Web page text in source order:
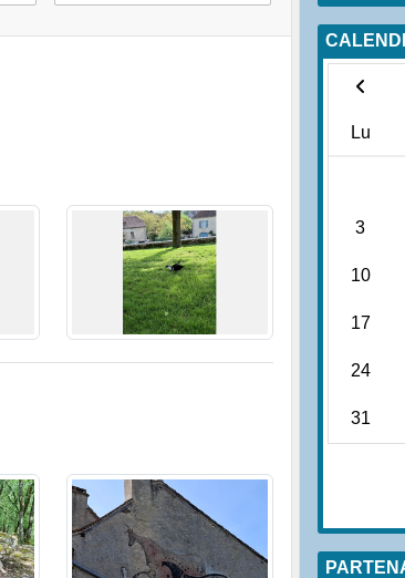
Lu
3
10
17
24
31